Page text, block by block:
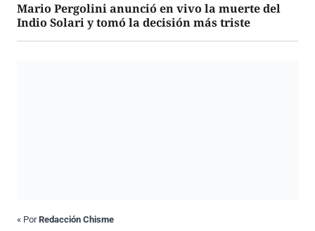
Mario Pergolini anunció en vivo la muerte del
Indio Solari y tomó la decisión más triste
« PorRedacción Chisme